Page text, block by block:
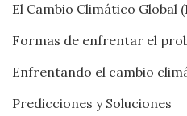
El Cambio Climático Global
Formas de enfrentar el
Enfrentando el cambio
Predicciones y Soluciones